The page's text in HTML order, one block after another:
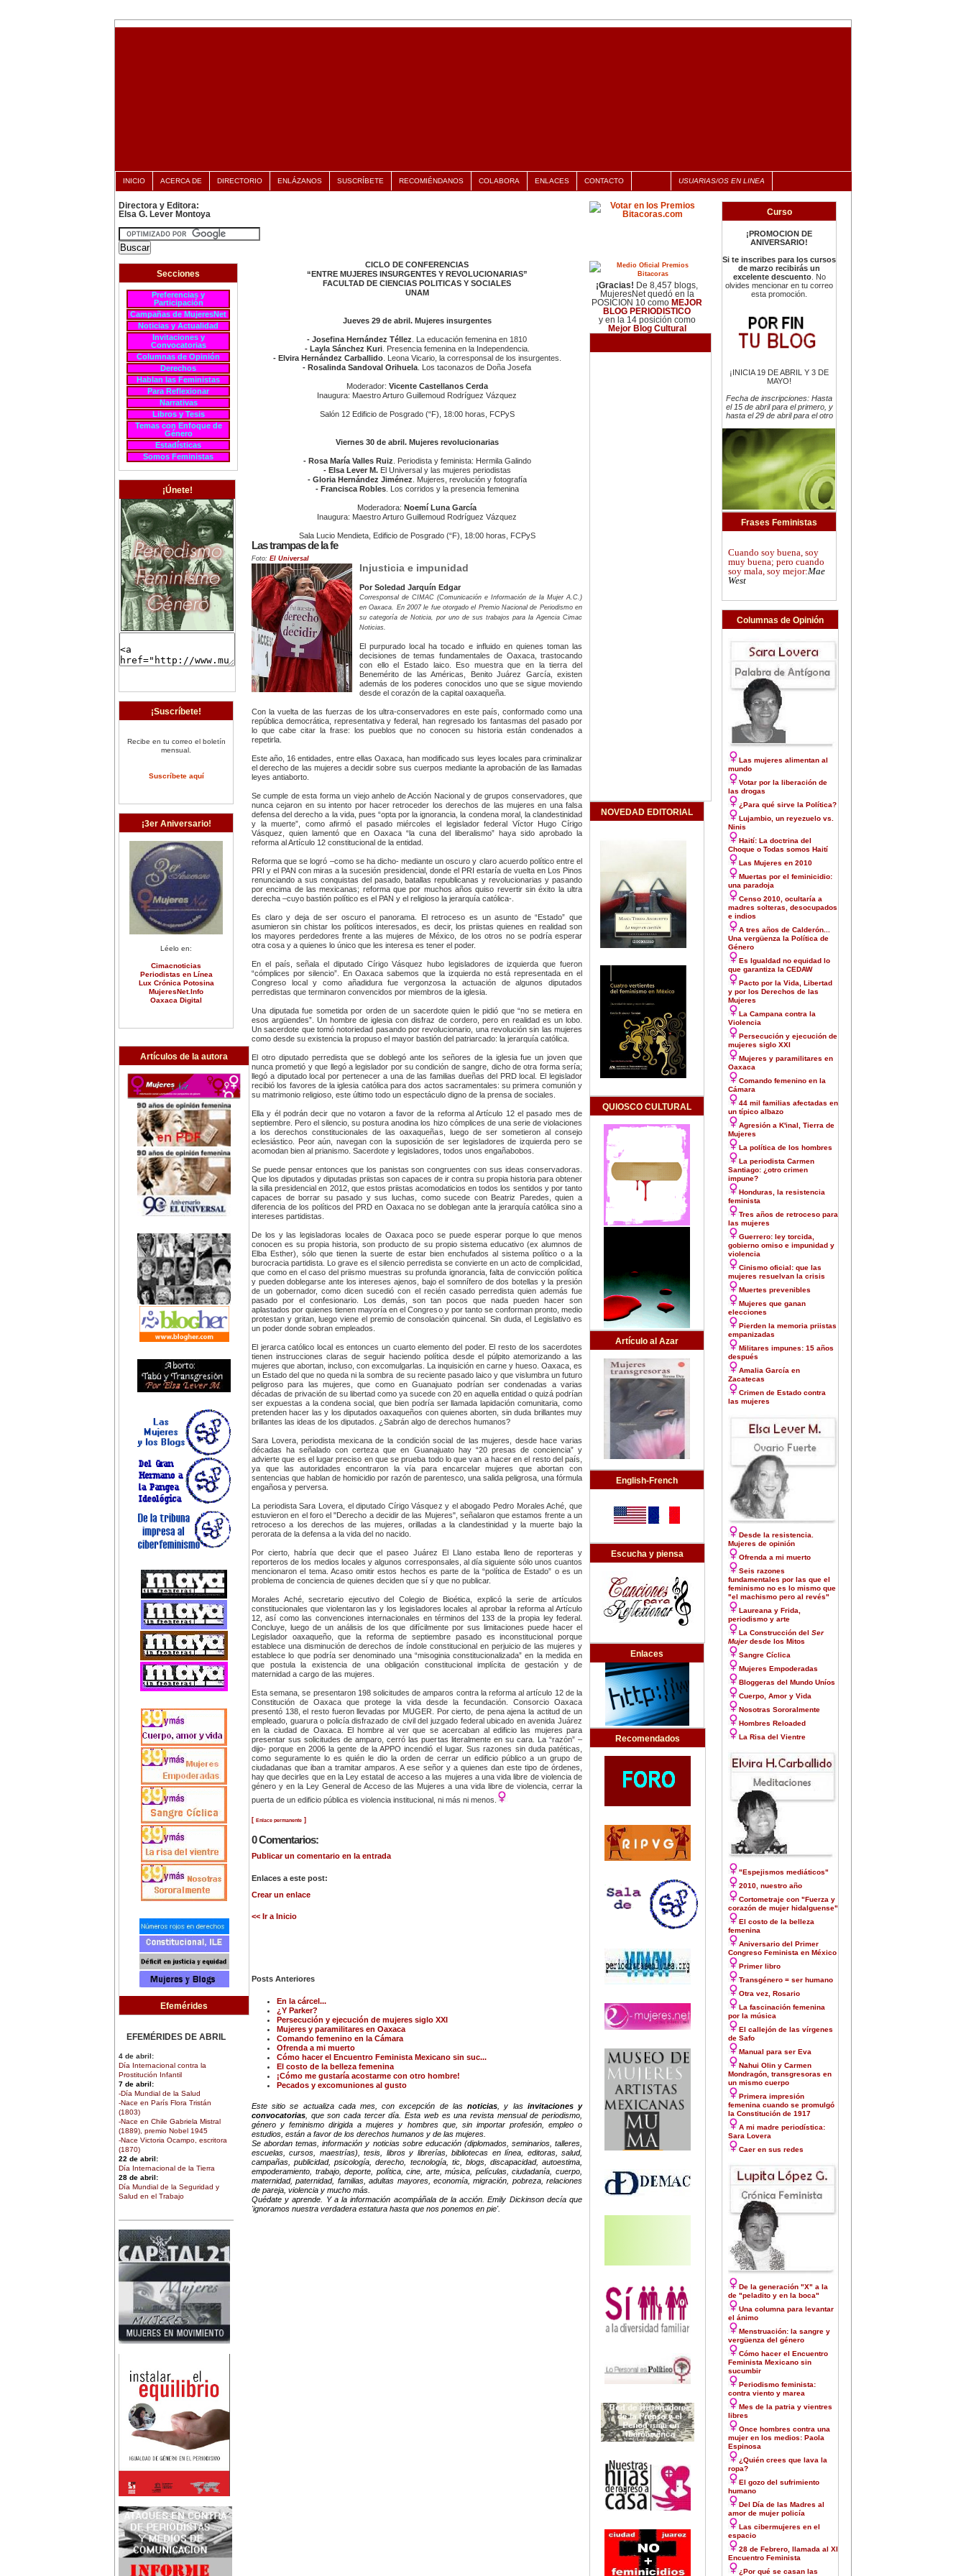
INICIO ACERCA DE DIRECTORIO ENLÁZANOS SUSCRÍBETE RECOMIÉNDANOS COLABORA ENLACES CONTACTO USUARIAS/OS EN LINEA
Directora y Editora:
Elsa G. Lever Montoya
Secciones
Preferencias y
Participación
Campañas de MujeresNet
Noticias y Actualidad
Invitaciones y
Convocatorias
Columnas de Opinión
Derechos
Hablan las Feministas
Para Reflexionar
Narrativas
Libros y Tesis
Temas con Enfoque de
Género
Estadísticas
Somos Feministas
¡Únete!
¡Suscríbete!
Recibe en tu correo el boletín
mensual.
Suscríbete aquí
¡3er Aniversario!
Léelo en:
Cimacnoticias
Periodistas en Línea
Lux Crónica Potosina
MujeresNet.Info
Oaxaca Digital
Artículos de la autora
Efemérides
EFEMÉRIDES DE ABRIL
4 de abril:
Día Internacional contra la
Prostitución Infantil
7 de abril:
-Día Mundial de la Salud
-Nace en París Flora Tristán
(1803)
-Nace en Chile Gabriela Mistral
(1889), premio Nobel 1945
-Nace Victoria Ocampo, escritora
(1870)
22 de abril:
Día Internacional de la Tierra
28 de abril:
Día Mundial de la Seguridad y
Salud en el Trabajo
EFEMÉRIDES DE MARZO
1 de marzo:
Nace en Santiago, Chile, la
escritora Mercedes Valenzuela
Alvarez (1924-1993), más
conocida como Mercedes
Valdivieso. En 1961 publica 'La
Brecha', considerada como la
primera novela feminista de
Latinoamérica.
4 de marzo:
En México muere Adelina
Zendejas (1909-1993), periodista,
derechos de las mujeres.
5 de marzo:
En Dijon fallece Gabrielle Suchon
(1703), notable filósofa francesa,
autora del Tratado de la moral y
de la política (1693), la primera
obra explícitamente filosófica
escrita por una mujer en el
8 de marzo:
nace Juana Fernández Morales
(1895-1980), poeta conocida
Ibarbourou, o 'Juana de América'.
Se la considera una de las figuras
clave de la poesía
hispanoamericana
contemporánea.
14 de marzo:
Nace, en la Ciudad de México,
CICLO DE CONFERENCIAS
“ENTRE MUJERES INSURGENTES Y REVOLUCIONARIAS”
FACULTAD DE CIENCIAS POLITICAS Y SOCIALES
UNAM
Jueves 29 de abril. Mujeres insurgentes
- Josefina Hernández Téllez . La educación femenina en 1810
- Layla Sánchez Kuri. Presencia femenina en la Independencia.
- Elvira Hernández Carballido. Leona Vicario, la corresponsal de los insurgentes.
- Rosalinda Sandoval Orihuela . Los taconazos de Doña Josefa
Moderador: Vicente Castellanos Cerda
Inaugura: Maestro Arturo Guillemoud Rodríguez Vázquez
Salón 12 Edificio de Posgrado (“F), 18:00 horas, FCPyS
Viernes 30 de abril. Mujeres revolucionarias
- Rosa María Valles Ruiz . Periodista y feminista: Hermila Galindo
- Elsa Lever M.El Universal y las mujeres periodistas
- Gloria Hernández Jiménez . Mujeres, revolución y fotografía
- Francisca Robles. Los corridos y la presencia femenina
Moderadora: Noemí Luna García
Inaugura: Maestro Arturo Guillemoud Rodríguez Vázquez
Sala Lucio Mendieta, Edificio de Posgrado (“F), 18:00 horas, FCPyS
Las trampas de la fe
Foto: El Universal
Injusticia e impunidad
Por Soledad Jarquín Edgar
Corresponsal de CIMAC (Comunicación e Información de la Mujer A.C.)
en Oaxaca. En 2007 le fue otorgado el Premio Nacional de Periodismo en
su categoría de Noticia, por uno de sus trabajos para la Agencia Cimac
Noticias.
El purpurado local ha tocado e influido en quienes toman las
decisiones de temas fundamentales de Oaxaca, trastocando
con ello el Estado laico. Eso muestra que en la tierra del
Benemérito de las Américas, Benito Juárez García, existen
además de los poderes conocidos uno que se sigue moviendo
desde el corazón de la capital oaxaqueña.
Con la vuelta de las fuerzas de los ultra-conservadores en este país, conformado como una
república democrática, representativa y federal, han regresado los fantasmas del pasado por
lo que cabe citar la frase: los pueblos que no conocen su historia están condenados a
repetirla.
Este año, 16 entidades, entre ellas Oaxaca, han modificado sus leyes locales para criminalizar
el derecho de las mujeres a decidir sobre sus cuerpos mediante la aprobación de las llamadas
leyes antiaborto.
Se cumple de esta forma un viejo anhelo de Acción Nacional y de grupos conservadores, que
nunca cejaron en su intento por hacer retroceder los derechos de las mujeres en una falsa
defensa del derecho a la vida, pues “opta por la ignorancia, la condena moral, la clandestinidad
y la muerte”, como afirmó el pasado miércoles el legislador federal Víctor Hugo Círigo
Vásquez, quien lamentó que en Oaxaca “la cuna del liberalismo” haya sido aprobado la
reforma al Artículo 12 constitucional de la entidad.
Reforma que se logró –como se ha dicho- mediante un oscuro y claro acuerdo político entre el
PRI y el PAN con miras a la sucesión presidencial, donde el PRI estaría de vuelta en Los Pinos
renunciando a sus conquistas del pasado, batallas republicanas y revolucionarias y pasando
por encima de las mexicanas; reforma que por muchos años quiso revertir sin éxito la ultra
derecha –cuyo bastión político es el PAN y el religioso la jerarquía católica-.
Es claro y deja de ser oscuro el panorama. El retroceso es un asunto de “Estado” que
asumieron sin chistar los políticos interesados, es decir, los priistas quienes en realidad son
los mayores perdedores frente a las mujeres de México, de los otros no se podría esperar
otra cosa y a quienes lo único que les interesa es tener el poder.
En el país, señala el diputado Círigo Vásquez hubo legisladores de izquierda que fueron
“cómplices por silencio”. En Oaxaca sabemos que la izquierda no está representada en el
Congreso local y como añadidura fue vergonzosa la actuación de algunos diputados
perredistas que terminaron convencidos por miembros de la iglesia.
Una diputada fue sometida por orden de un sacerdote quien le pidió que “no se metiera en
esos argüendes”. Un hombre de iglesia con disfraz de cordero, pero en realidad es un lobo.
Un sacerdote que tomó notoriedad pasando por revolucionario, una revolución sin las mujeres
como desde su existencia la propuso el mayor bastión del patriarcado: la jerarquía católica.
El otro diputado perredista que se doblegó ante los señores de la iglesia fue un joven que
nunca prometió y que llegó a legislador por su condición de sangre, dicho de otra forma sería;
llegó a diputado local por pertenecer a una de las familias dueñas del PRD local. El legislador
recibió los favores de la iglesia católica para dos actos sacramentales: su primera comunión y
su matrimonio religioso, este último todo un espectáculo digno de la prensa de sociales.
Ella y él podrán decir que no votaron a favor de la reforma al Artículo 12 el pasado mes de
septiembre. Pero el silencio, su postura anodina los hizo cómplices de una serie de violaciones
a los derechos constitucionales de las oaxaqueñas, luego de ser sometieron al consejo
eclesiástico. Peor aún, navegan con la suposición de ser legisladores de izquierda pero se
acomodan bien al prianismo. Sacerdote y legisladores, todos unos engañabobos.
Se puede pensar entonces que los panistas son congruentes con sus ideas conservadoras.
Que los diputados y diputadas priistas son capaces de ir contra su propia historia para obtener
la silla presidencial en 2012, que estos priistas acomodaticios en todos los sentidos y por tanto
capaces de borrar su pasado y sus luchas, como sucede con Beatriz Paredes, quien a
diferencia de los políticos del PRD en Oaxaca no se doblegan ante la jerarquía católica sino a
intereses partidistas.
De los y las legisladoras locales de Oaxaca poco se puede esperar porque lo que menos
conocen es su propia historia, son producto de su propio sistema educativo (ex alumnos de
Elba Esther), sólo que tienen la suerte de estar bien enchufados al sistema político o a la
burocracia partidista. Lo grave es el silencio perredista se convierte en un acto de complicidad,
que como en el caso del priismo muestras su profunda ignorancia, falta de convicción política
y pueden doblegarse ante los intereses ajenos, bajo el somnífero de dos botellas y la presión
de un gobernador, como dicen sucedió con el recién casado perredista quien además fue
pasado por el confesionario. Los demás, son tan pocos que nada pueden hacer son
aplastados por quienes tienen mayoría en el Congreso y por tanto se conforman pronto, medio
protestan y gritan, luego viene el premio de consolación quincenal. Sin duda, el Legislativo es
un poder donde sobran empleados.
El jerarca católico local es entonces un cuarto elemento del poder. El resto de los sacerdotes
tienen instrucciones claras de seguir haciendo política desde el púlpito atemorizando a las
mujeres que abortan, incluso, con excomulgarlas. La inquisición en carne y hueso. Oaxaca, es
un Estado del que no queda ni la sombra de su reciente pasado laico y que vislumbra un futuro
peligroso para las mujeres, que como en Guanajuato podrían ser condenadas a varias
décadas de privación de su libertad como ya sucede con 20 en aquella entidad o quizá podrían
ser expuestas a la condena social, que bien podría ser llamada lapidación comunitaria, como
pretenden hacer las y los diputados oaxaqueños con quienes aborten, sin duda brillantes muy
brillantes las ideas de los diputados. ¿Sabrán algo de derechos humanos?
Sara Lovera, periodista mexicana de la condición social de las mujeres, desde hace varias
décadas ha señalado con certeza que en Guanajuato hay “20 presas de conciencia” y
advierte que es el lugar preciso en que se prueba todo lo que van a hacer en el resto del país,
ya que las autoridades encontraron la vía para encarcelar mujeres que abortan con
sentencias que hablan de homicidio por razón de parentesco, una salida peligrosa, una fórmula
engañosa y perversa.
La periodista Sara Lovera, el diputado Círigo Vásquez y el abogado Pedro Morales Aché, que
estuvieron en el foro el "Derecho a decidir de las Mujeres", señalaron que estamos frente a un
retroceso a los derechos de las mujeres, orilladas a la clandestinidad y la muerte bajo la
perorata de la defensa a la vida del no nacido.
Por cierto, habría que decir que el paseo Juárez El Llano estaba lleno de reporteras y
reporteros de los medios locales y algunos corresponsales, al día siguiente sólo unos cuantos
mencionaron el tema. Acaso omitir estos hechos es parte de la “política de Estado” o es un
problema de conciencia de quienes deciden que sí y que no publicar.
Morales Aché, secretario ejecutivo del Colegio de Bioética, explicó la serie de artículos
constitucionales que violentaron las y los legisladores locales al aprobar la reforma al Artículo
12, así como las convenciones internacionales en términos del 133 de la propia ley federal.
Concluye, luego de un análisis de los que difícilmente por sus limitaciones puede hacer el
Legislador oaxaqueño, que la reforma de septiembre pasado es inconstitucional porque
establece una disminución de derechos de índole constitucional en perjuicio de las mujeres y
establece lo que podría ser denominado una “misoginia constitucionalizada” en la medida en
que postula la existencia de una obligación constitucional implícita de gestación y de
maternidad a cargo de las mujeres.
Esta semana, se presentaron 198 solicitudes de amparos contra la reforma al artículo 12 de la
Constitución de Oaxaca que protege la vida desde la fecundación. Consorcio Oaxaca
presentó 138, el resto fueron llevadas por MUGER. Por cierto, de pena ajena la actitud de un
empleado, guarura o policía disfrazado de civil del juzgado federal ubicado en avenida Juárez
en la ciudad de Oaxaca. El hombre al ver que se acercaban al edificio las mujeres para
presentar sus solicitudes de amparo, cerró las puertas literalmente en su cara. La “razón” –
dijo- porque en 2006 la gente de la APPO incendió el lugar. Sus razones sin duda patéticas,
como seguramente lo es quién le dio la orden de cerrar un edificio público a un grupo de
ciudadanas que iban a tramitar amparos. A ese señor y a quienes dan este tipo de órdenes,
hay que decirles que en la Ley estatal de acceso a las mujeres a una vida libre de violencia de
género y en la Ley General de Acceso de las Mujeres a una vida libre de violencia, cerrar la
puerta de un edificio pública es violencia institucional, ni más ni menos.
[ Enlace permanente ]
0 Comentarios:
Publicar un comentario en la entrada
Enlaces a este post:
Crear un enlace
<< Ir a Inicio
Posts Anteriores
En la cárcel...
¿Y Parker?
Persecución y ejecución de mujeres siglo XXI
Mujeres y paramilitares en Oaxaca
Comando femenino en la Cámara
Ofrenda a mi muerto
Cómo hacer el Encuentro Feminista Mexicano sin suc...
El costo de la belleza femenina
¡Cómo me gustaría acostarme con otro hombre!
Pecados y excomuniones al gusto
Este sitio se actualiza cada mes, con excepción de lasnoticias , y las invitaciones y
convocatorias , que son cada tercer día. Esta web es una revista mensual de periodismo,
género y feminismo dirigida a mujeres y hombres que, sin importar profesión, empleo o
estudios, están a favor de los derechos humanos y de las mujeres.
Se abordan temas, información y noticias sobre educación (diplomados, seminarios, talleres,
escuelas, cursos, maestrías), tesis, libros y librerías, bibliotecas en línea, editoras, salud,
campañas, publicidad, psicología, derecho, tecnología, tic, blogs, discapacidad, autoestima,
empoderamiento, trabajo, deporte, política, cine, arte, música, películas, ciudadanía, cuerpo,
maternidad, paternidad, familias, adultas mayores, economía, migración, pobreza, relaciones
de pareja, violencia y mucho más.
Quédate y aprende. Y a la información acompáñala de la acción. Emily Dickinson decía que
'ignoramos nuestra verdadera estatura hasta que nos ponemos en pie'.
últimas noticias
¡Gracias! De 8,457 blogs,
MujeresNet quedó en la
POSICION 10 como MEJOR
BLOG PERIODISTICO
y en la 14 posición como
Mejor Blog Cultural
NOVEDAD EDITORIAL
QUIOSCO CULTURAL
Artículo al Azar
English-French
Escucha y piensa
Enlaces
Recomendados
Curso
¡PROMOCION DE
ANIVERSARIO!
Si te inscribes para los cursos
de marzo recibirás un
excelente descuento. No
olvides mencionar en tu correo
esta promoción.
¡INICIA 19 DE ABRIL Y 3 DE
MAYO!
Fecha de inscripciones: Hasta
el 15 de abril para el primero, y
hasta el 29 de abril para el otro
Frases Feministas
Cuando soy buena, soy
muy buena; pero cuando
soy mala, soy mejor:Mae
West
Columnas de Opinión
Las mujeres alimentan al
mundo
Votar por la liberación de
las drogas
¿Para qué sirve la Política?
Lujambio, un reyezuelo vs.
Ninis
Haití: La doctrina del
Choque o Todas somos Haití
Las Mujeres en 2010
Muertas por el feminicidio:
una paradoja
Censo 2010, ocultaría a
madres solteras, desocupados
e indios
A tres años de Calderón...
Una vergüenza la Política de
Género
Es Igualdad no equidad lo
que garantiza la CEDAW
Pacto por la Vida, Libertad
y por los Derechos de las
Mujeres
La Campana contra la
Violencia
Persecución y ejecución de
mujeres siglo XXI
Mujeres y paramilitares en
Oaxaca
Comando femenino en la
Cámara
44 mil familias afectadas en
un típico albazo
Agresión a K'inal, Tierra de
Mujeres
La política de los hombres
La periodista Carmen
Santiago: ¿otro crimen
impune?
Honduras, la resistencia
feminista
Tres años de retroceso para
las mujeres
Guerrero: ley torcida,
gobierno omiso e impunidad y
violencia
Cinismo oficial: que las
mujeres resuelvan la crisis
Muertes prevenibles
Mujeres que ganan
elecciones
Pierden la memoria priistas
empanizadas
Militares impunes: 15 años
después
Amalia García en
Zacatecas
Crimen de Estado contra
las mujeres
Desde la resistencia.
Mujeres de opinión
Ofrenda a mi muerto
Seis razones
fundamentales por las que el
feminismo no es lo mismo que
"el machismo pero al revés"
Laureana y Frida,
periodismo y arte
La Construcción del Ser
Mujerdesde los Mitos
Sangre Cíclica
Mujeres Empoderadas
Bloggeras del Mundo Uníos
Cuerpo, Amor y Vida
Nosotras Sororalmente
Hombres Reloaded
La Risa del Vientre
"Espejismos mediáticos"
2010, nuestro año
Cortometraje con "Fuerza y
corazón de mujer hidalguense"
El costo de la belleza
femenina
Aniversario del Primer
Congreso Feminista en México
Primer libro
Transgénero = ser humano
Otra vez, Rosario
La fascinación femenina
por la música
El callejón de las vírgenes
de Safo
Manual para ser Eva
Nahui Olin y Carmen
Mondragón, transgresoras en
un mismo cuerpo
Primera impresión
femenina cuando se promulgó
la Constitución de 1917
A mi madre periodística:
Sara Lovera
Caer en sus redes
De la generación "X" a la
de "peladito y en la boca"
Una columna para levantar
el ánimo
Menstruación: la sangre y
vergüenza del género
Cómo hacer el Encuentro
Feminista Mexicano sin
sucumbir
Periodismo feminista:
contra viento y marea
Mes de la patria y vientres
libres
Once hombres contra una
mujer en los medios: Paola
Espinosa
¿Quién crees que lava la
ropa?
El gozo del sufrimiento
humano
Del Día de las Madres al
amor de mujer policía
Las cibermujeres en el
espacio
28 de Febrero, llamada al XI
Encuentro Feminista
¿Por qué se casan las